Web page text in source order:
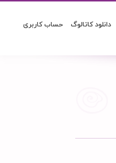
دانلود کاتالوگ حساب کاربری